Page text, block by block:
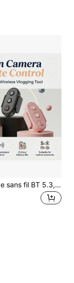
Télécommande sans fil BT 5.3, compatible avec Action 4/5 Pro/6, compatible avec Insta360 X3/X4/X5, contrôleur de caméra d'action rechargeable, distance de télécommande jusqu'à 10 mètres